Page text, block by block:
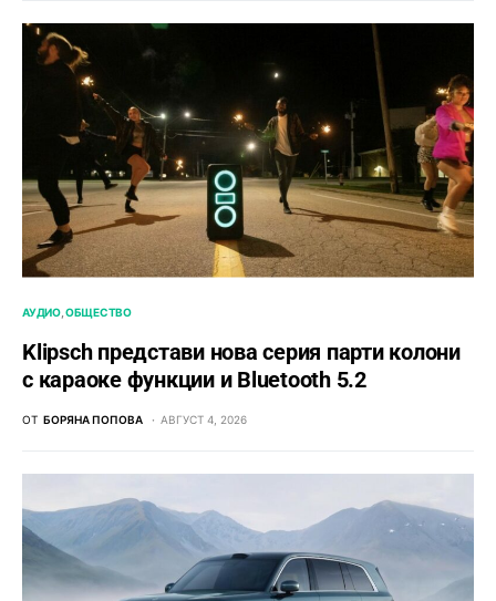
АУДИО ОБЩЕСТВО
Klipsch представи нова серия парти колони
с караоке функции и Bluetooth 5.2
ОТ БОРЯНА ПОПОВА АВГУСТ 4, 2026